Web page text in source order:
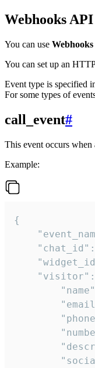
Webhooks API
You can use Webhooks
You can set up an
Event type is specified
For some types of
call_event#
This event occurs when
Example:
{